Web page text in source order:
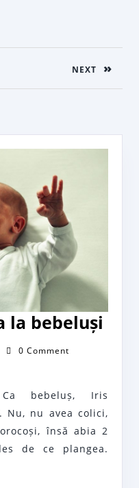
NEXT
la bebeluși
0 Comment
Ca bebeluș, Iris
Nu, nu avea colici,
însă abia 2
de ce plangea.